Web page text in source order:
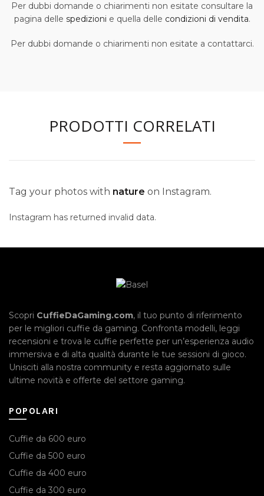
Per dubbi domande o chiarimenti non esitate consultare la
pagina delle spedizioni e quella delle condizioni di vendita.
Per dubbi domande o chiarimenti non esitate a contattarci.
PRODOTTI CORRELATI
Tag your photos with nature on Instagram.
Instagram has returned invalid data.
Scopri CuffieDaGaming.com, il tuo punto di riferimento
per le migliori cuffie da gaming. Confronta modelli, leggi
recensioni e trova le cuffie perfette per un’esperienza audio
immersiva e di alta qualità durante le tue sessioni di gioco.
Unisciti alla nostra community e resta aggiornato sulle
ultime novità e offerte del settore gaming.
POPOLARI
Cuffie da 600 euro
Cuffie da 500 euro
Cuffie da 400 euro
Cuffie da 300 euro